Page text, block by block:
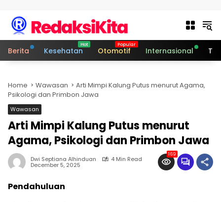
Berita Kesehatan Otomotif Internasional
Home Wawasan
Arti Mimpi Kalung Putus menurut Agama,
Psikologi dan Primbon Jawa
Wawasan
Arti Mimpi Kalung Putus menurut
Agama, Psikologi dan Primbon Jawa
Dwi Septiana Alhinduan 4 Min Read
December 5, 2025
169
Pendahuluan